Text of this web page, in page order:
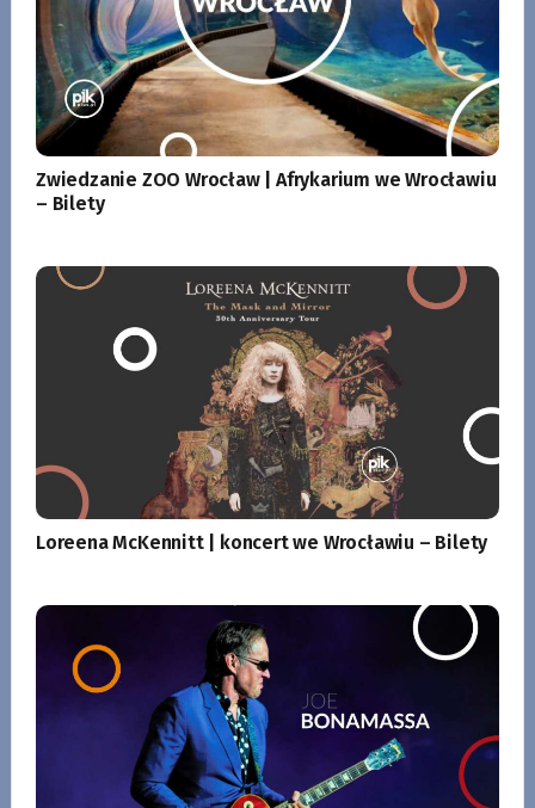
Zwiedzanie ZOO Wrocław | Afrykarium we Wrocławiu
– Bilety
Loreena McKennitt | koncert we Wrocławiu – Bilety